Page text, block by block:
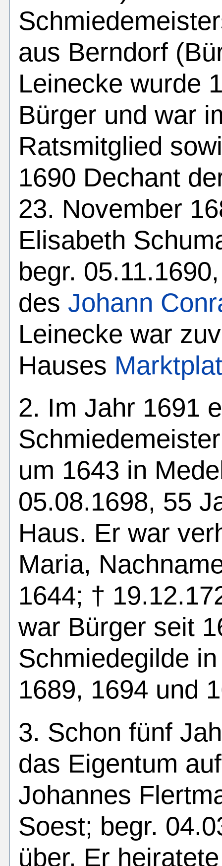
aus Berndorf
Leinecke wurde
Bürger und war
Ratsmitglied
1690 Dechant
23. November
Elisabeth
begr.
des Johann
Leinecke war
Hauses
2. Im Jahr 1691
um 1643 in
05.08.1698, 55
Haus. Er war
Maria,
1644; †
war Bürger seit
Schmiedegilde
1689, 1694 und
3. Schon fünf
das Eigentum
Johannes
Soest; begr.
über. Er